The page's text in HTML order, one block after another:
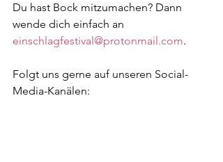
Du hast Bock mitzumachen? Dann
wende dich einfach an
einschlagfestival@protonmail.com.
Folgt uns gerne auf unseren Social-
Media-Kanälen: